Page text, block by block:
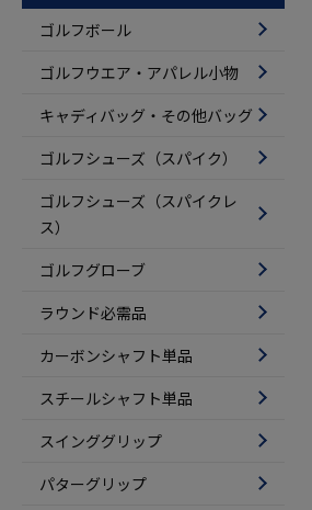
ゴルフボール
ゴルフウエア・アパレル小物
キャディバッグ・その他バッグ
ゴルフシューズ（スパイク）
ゴルフシューズ（スパイクレ
ス）
ゴルフグローブ
ラウンド必需品
カーボンシャフト単品
スチールシャフト単品
スインググリップ
パターグリップ